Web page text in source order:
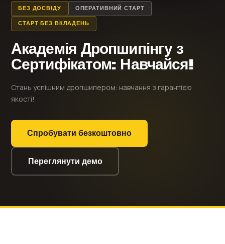
БЕЗ ДОСВІДУ ОПЕРАТИВНИЙ СТАРТ
СТАРТ БЕЗ ВКЛАДЕНЬ
Академія Дропшипінгу з
Сертифікатом: Навчайся!
Стань успішним дропшипером: навчання з гарантією
якості!
Спробувати безкоштовно
Переглянути демо